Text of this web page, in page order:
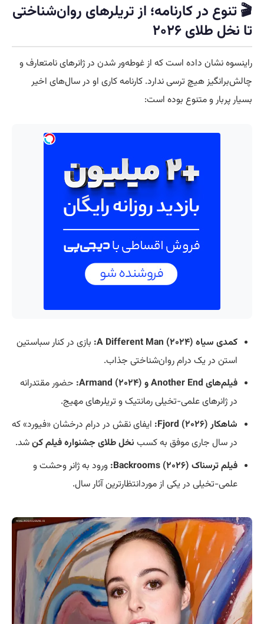
🎬 تنوع در کارنامه؛ از تریلرهای روان‌شناختی
تا نخل طلای ۲۰۲۶
راینسوه نشان داده است که از غوطه‌ور شدن در ژانرهای نامتعارف و
چالش‌برانگیز هیچ ترسی ندارد. کارنامه کاری او در سال‌های اخیر
بسیار پربار و متنوع بوده است:
کمدی سیاه A Different Man (۲۰۲۴):
بازی در کنار سباستین
استن در یک درام روان‌شناختی جذاب.
فیلم‌های Another End و Armand (۲۰۲۴):
حضورمقتدرانه
در ژانرهای علمی-تخیلی رمانتیک و تریلرهای مهیج.
شاهکار Fjord (۲۰۲۶):
ایفای نقش در درام درخشان «فیورد» که
در سال جاری موفق به کسب نخل طلای جشنواره فیلم کنشد.
فیلم ترسناک Backrooms (۲۰۲۶):
ورود به ژانر وحشت و
علمی-تخیلی در یکی از موردانتظارترین آثار سال.